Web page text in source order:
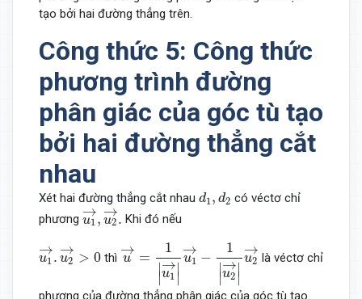
tạo bởi hai đường thẳng trên.
Công thức 5: Công thức
phương trình đường
phân giác của góc tù tạo
bởi hai đường thẳng cắt
nhau
Xét hai đường thẳng cắt nhau d1, d2
d d2 có véctơ chỉ
phương
→
u1 , →
u2 .
u1→,u2→
Khi đó nếu
→
u1 . →
u2 > 0
u1 →.u
thì
→
u =
1
∣
∣
→
u1 ∣
∣
→
u1 −
1
∣
∣
→
u2 ∣
∣
→
u2
u →−
là véctơ chỉ
phương của đường thẳng phân giác của góc tù tạo